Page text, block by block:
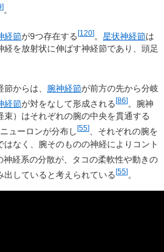
]。
経節が9つ存在する[120]。 星状神経節は
を放射状に伸ばす神経節であり、頭足
からは、 腕神経節が前方の先から分岐
経節が対をなして形成される[86]。腕神
束）はそれぞれの腕の中央を貫通する
ューロンが分布し [55]、それぞれの腕を
なく、腕そのものの神経によりコント
神経系の分散が、タコの柔軟性や動きの
していると考えられている[55]。